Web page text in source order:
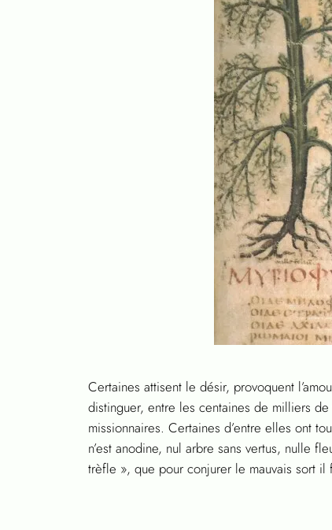
Certaines attisent le désir, provoquent
distinguer, entre les centaines de milliers
missionnaires. Certaines d’entre elles ont
n’est anodine, nul arbre sans vertus, nulle
trèfle », que pour conjurer le mauvais sort il